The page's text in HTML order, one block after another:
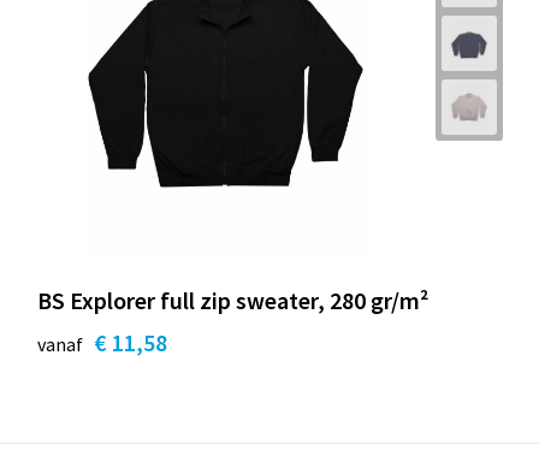
BS Explorer full zip sweater, 280 gr/m²
vanaf € 11,58